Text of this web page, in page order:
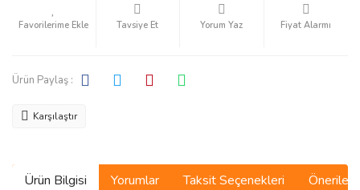
Tavsiye Et Yorum Yaz Fiyat Alarmı
Ürün Paylaş :
Karşılaştır
Ürün Bilgisi Yorumlar Taksit Seçenekleri